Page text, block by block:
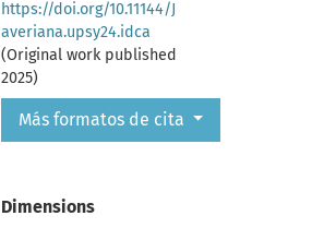
https://doi.org/10.11144/J
averiana.upsy24.idca
(Original work published
2025)
Más formatos de cita
Dimensions